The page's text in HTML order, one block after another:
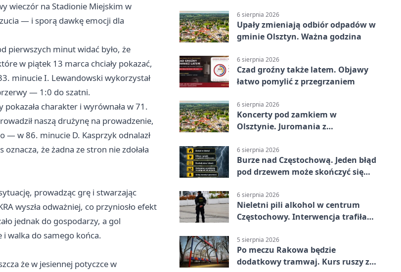
wieczór na Stadionie Miejskim w
— i sporą dawkę emocji dla
pierwszych minut widać było, że
w piątek 13 marca chciały pokazać,
minucie I. Lewandowski wykorzystał
— 1:0 do szatni.
charakter i wyrównała w 71.
naszą drużynę na prowadzenie,
— w 86. minucie D. Kasprzyk odnalazł
że żadna ze stron nie zdołała
prowadząc grę i stwarzając
wyszła odważniej, co przyniosło efekt
jednak do gospodarzy, a gol
i walka do samego końca.
że w jesiennej potyczce w
6 sierpnia 2026
Upały zmieniają odbiór odpadów w
gminie Olsztyn. Ważna godzina
6 sierpnia 2026
Czad groźny także latem. Objawy
łatwo pomylić z przegrzaniem
6 sierpnia 2026
Koncerty pod zamkiem w
Olsztynie. Juromania z
6 sierpnia 2026
Burze nad Częstochową. Jeden błąd
pod drzewem może skończyć się
6 sierpnia 2026
Nieletni pili alkohol w centrum
Częstochowy. Interwencja trafiła
5 sierpnia 2026
Po meczu Rakowa będzie
dodatkowy tramwaj. Kurs ruszy ze